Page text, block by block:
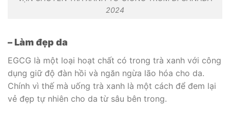
2024
– Làm đẹp da
EGCG là một loại hoạt chất có trong trà xanh với công
dụng giữ độ đàn hồi và ngăn ngừa lão hóa cho da.
Chính vì thế mà uống trà xanh là một cách để đem lại
vẻ đẹp tự nhiên cho da từ sâu bên trong.